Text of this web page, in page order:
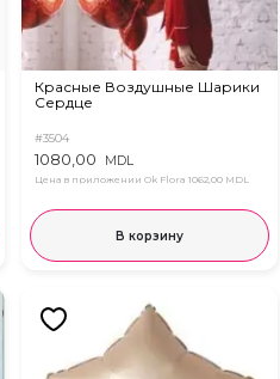
Красные Воздушные Шарики
Сердце
#3504
1080,00 MDL
Цена в приложении Ok Flora 1062,00 MDL
В корзину